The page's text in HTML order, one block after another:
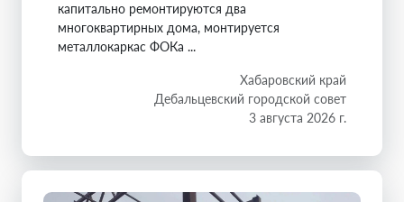
капитально ремонтируются два
многоквартирных дома, монтируется
металлокаркас ФОКа ...
Хабаровский край
Дебальцевский городской совет
3 августа 2026 г.